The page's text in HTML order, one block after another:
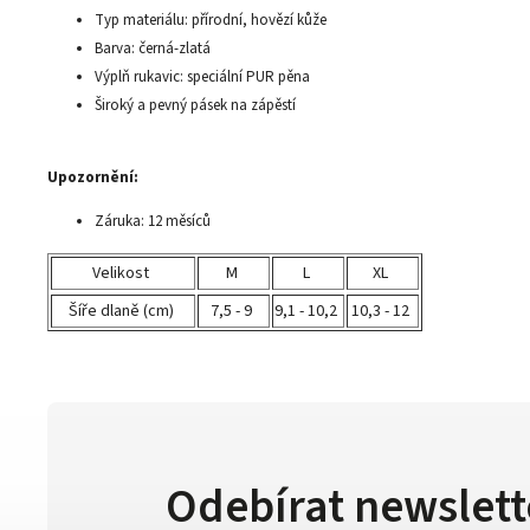
Typ materiálu: přírodní, hovězí kůže
Barva: černá-zlatá
Výplň rukavic: speciální PUR pěna
Široký a pevný pásek na zápěstí
Upozornění:
Záruka: 12 měsíců
Velikost M L
XL
Šíře dlaně (cm)
7,5 - 9 9,1 - 10,2 10,3 - 12
Odebírat